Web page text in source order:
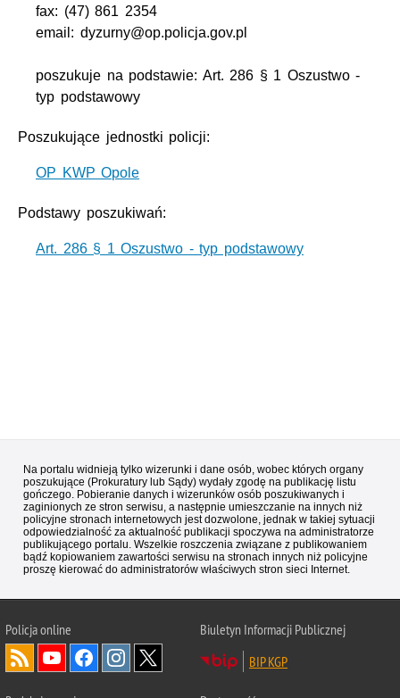
fax: (47) 861 2354
email: dyzurny@op.policja.gov.pl
poszukuje na podstawie: Art. 286 § 1 Oszustwo -
typ podstawowy
Poszukujące jednostki policji:
OP KWP Opole
Podstawy poszukiwań:
Art. 286 § 1 Oszustwo - typ podstawowy
Na portalu widnieją tylko wizerunki i dane osób, wobec których organy
poszukujące (Prokuratury lub Sądy) wydały zgodę na publikację listu
gończego. Pobieranie danych i wizerunków osób poszukiwanych i
zaginionych ze stron serwisu, a następnie umieszczanie na innych niż
policyjne stronach internetowych jest dozwolone, jednak w takiej sytuacji
odpowiedzialność za aktualność publikacji spoczywa na administratorze
publikującego portalu. Wszelkie roszczenia związane z publikowaniem
bądź kopiowaniem zawartości serwisu na stronach innych niż policyjne
proszę kierować do administratorów właściwych stron sieci Internet.
Policjaonline
Biuletyn Informacji Publicznej
BIP KGP